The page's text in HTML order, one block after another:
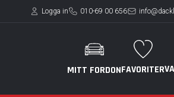
Logga in 010-69 00 656
MITT FORDONFAVORITER